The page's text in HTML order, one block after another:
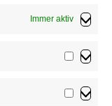
Immer aktiv